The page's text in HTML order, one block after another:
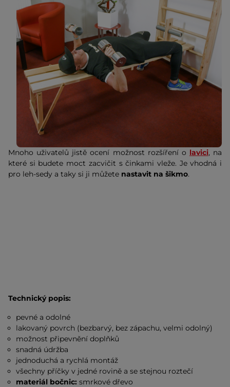
Mnoho uživatelů jistě ocení možnost rozšíření o lavici, na
které si budete moct zacvičit s činkami vleže. Je vhodná i
pro leh-sedy a taky si ji můžete nastavit na šikmo.
Technický popis:
pevné a odolné
lakovaný povrch (bezbarvý, bez zápachu, velmi odolný)
možnost připevnění doplňků
snadná údržba
jednoduchá a rychlá montáž
všechny příčky v jedné rovině a se stejnou roztečí
materiál bočnic: smrkové dřevo